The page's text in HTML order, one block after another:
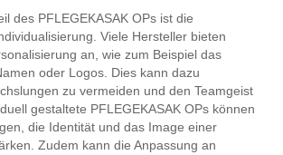
des PFLEGEKASAK OPs ist die
Viele Hersteller bieten
an, wie zum Beispiel das
oder Logos. Dies kann dazu
zu vermeiden und den Teamgeist
gestaltete PFLEGEKASAK OPs können
die Identität und das Image einer
Zudem kann die Anpassung an